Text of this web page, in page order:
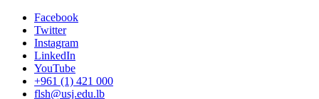
Facebook
Twitter
Instagram
LinkedIn
YouTube
+961 (1) 421 000
flsh@usj.edu.lb